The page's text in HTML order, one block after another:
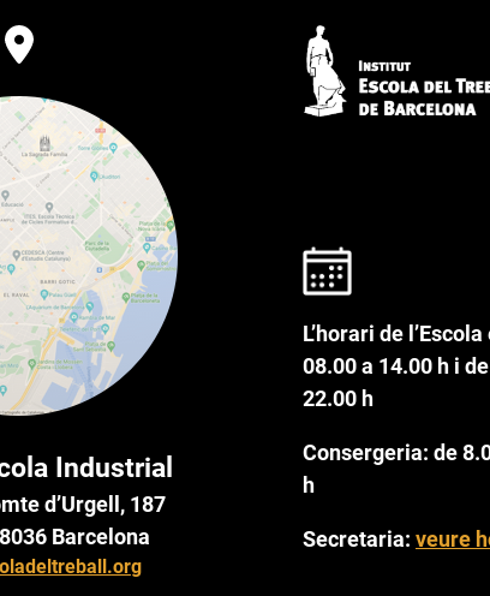
Industrial
d’Urgell, 187
Barcelona
L’horari de
08.00 a 14.00 h i
22.00 h
Consergeria: de
h
Secretaria: veure